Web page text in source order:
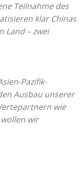
Teilnahme des
klar Chinas
Land – zwei
Pazifik-
Ausbau unserer
wie
wir